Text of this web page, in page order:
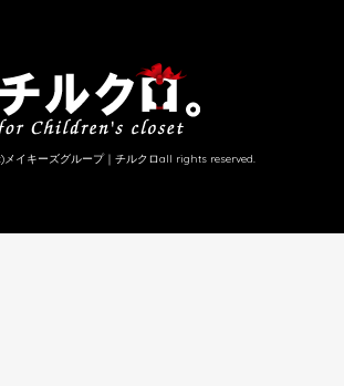
イキーズグループ｜チルクロall rights reserved.